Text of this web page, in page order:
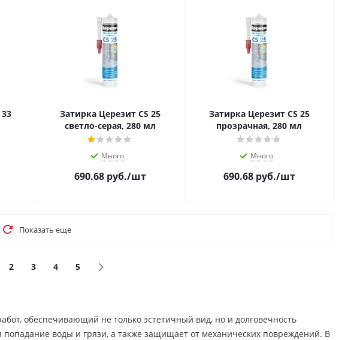
Затирка Церезит CS 25
светло-серая, 280 мл
Много
690.68руб./шт
Затирка Церезит CS 25
прозрачная, 280 мл
Много
690.68руб./шт
Показать еще
2 3 4 5
обеспечивающий не только эстетичный вид, но и долговечность
воды и грязи, а также защищает от механических повреждений. В